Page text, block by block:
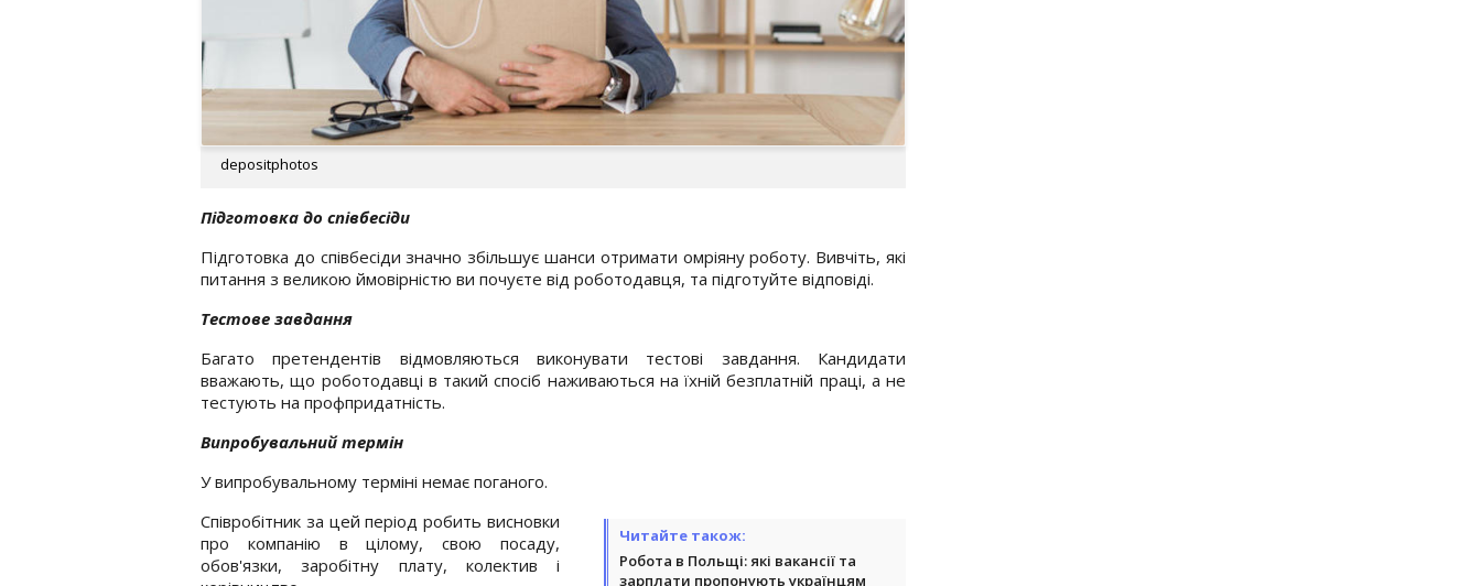
depositphotos
Підготовка до співбесіди
Підготовка до співбесіди значно збільшує шанси отримати омріяну роботу. Вивчіть, які
питання з великою ймовірністю ви почуєте від роботодавця, та підготуйте відповіді.
Тестове завдання
Багато претендентів відмовляються виконувати тестові завдання. Кандидати
вважають, що роботодавці в такий спосіб наживаються на їхній безплатній праці, а не
тестують на профпридатність.
Випробувальний термін
У випробувальному терміні немає поганого.
Читайте також:
Робота в Польщі: які вакансії та
зарплати пропонують українцям
Співробітник за цей період робить висновки
про компанію в цілому, свою посаду,
обов'язки, заробітну плату, колектив і